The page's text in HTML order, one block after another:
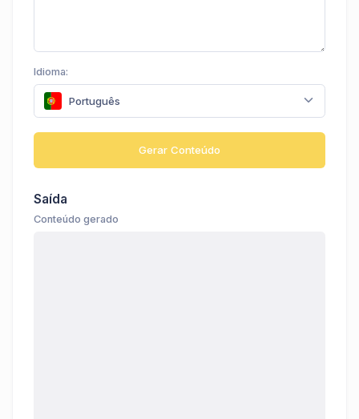
Idioma:
Português
Gerar Conteúdo
Saída
Conteúdo gerado